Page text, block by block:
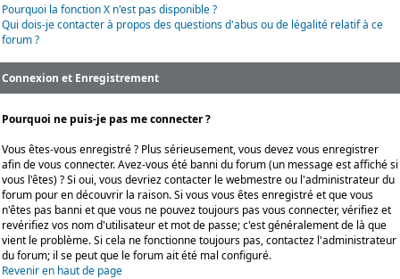
Pourquoi la fonction X n'est pas disponible ?
Qui dois-je contacter à propos des questions d'abus ou de légalité relatif à ce
forum ?
Connexion et Enregistrement
Pourquoi ne puis-je pas me connecter ?
Vous êtes-vous enregistré ? Plus sérieusement, vous devez vous enregistrer
afin de vous connecter. Avez-vous été banni du forum (un message est affiché si
vous l'êtes) ? Si oui, vous devriez contacter le webmestre ou l'administrateur du
forum pour en découvrir la raison. Si vous vous êtes enregistré et que vous
n'êtes pas banni et que vous ne pouvez toujours pas vous connecter, vérifiez et
revérifiez vos nom d'utilisateur et mot de passe; c'est généralement de là que
vient le problème. Si cela ne fonctionne toujours pas, contactez l'administrateur
du forum; il se peut que le forum ait été mal configuré.
Revenir en haut de page